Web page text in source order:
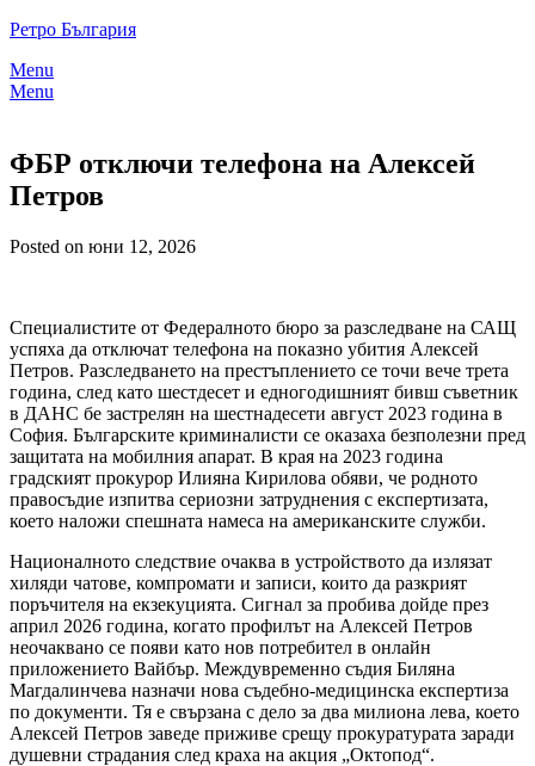
Skip
content
Ретро България
Menu
Menu
ФБР отключи телефона на Алексей
Петров
Posted on юни 12, 2026
Специалистите от Федералното бюро за разследване на САЩ
успяха да отключат телефона на показно убития Алексей
Петров. Разследването на престъплението се точи вече трета
година, след като шестдесет и едногодишният бивш съветник
в ДАНС бе застрелян на шестнадесети август 2023 година в
София. Българските криминалисти се оказаха безполезни пред
защитата на мобилния апарат. В края на 2023 година
градският прокурор Илияна Кирилова обяви, че родното
правосъдие изпитва сериозни затруднения с експертизата,
което наложи спешната намеса на американските служби.
Националното следствие очаква в устройството да излязат
хиляди чатове, компромати и записи, които да разкрият
поръчителя на екзекуцията. Сигнал за пробива дойде през
април 2026 година, когато профилът на Алексей Петров
неочаквано се появи като нов потребител в онлайн
приложението Вайбър. Междувременно съдия Биляна
Магдалинчева назначи нова съдебно-медицинска експертиза
по документи. Тя е свързана с дело за два милиона лева, което
Алексей Петров заведе приживе срещу прокуратурата заради
душевни страдания след краха на акция „Октопод“.